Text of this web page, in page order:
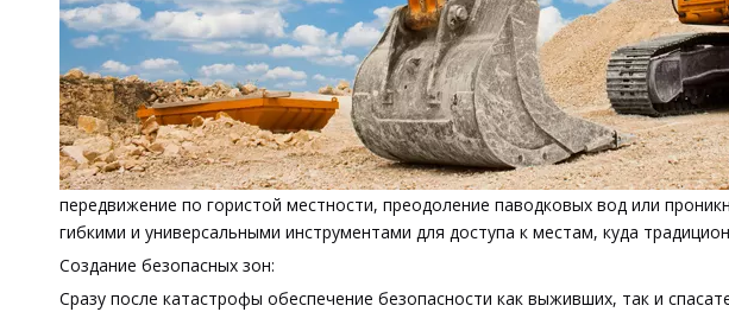
передвижение по гористой местности, преодоление паводковых вод или
гибкими и универсальными инструментами для доступа к местам, куда
Создание безопасных зон:
Сразу после катастрофы обеспечение безопасности как выживших, так и